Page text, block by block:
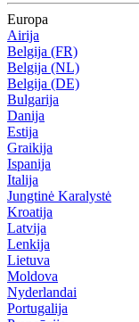
Europa
Airija
Belgija (FR)
Belgija (NL)
Belgija (DE)
Bulgarija
Danija
Estija
Graikija
Ispanija
Italija
Jungtinė Karalystė
Kroatija
Latvija
Lenkija
Lietuva
Moldova
Nyderlandai
Portugalija